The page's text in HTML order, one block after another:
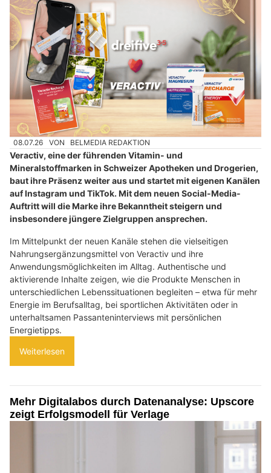
08.07.26 VON BELMEDIA REDAKTION
Veractiv, eine der führenden Vitamin- und
Mineralstoffmarken in Schweizer Apotheken und Drogerien,
baut ihre Präsenz weiter aus und startet mit eigenen Kanälen
auf Instagram und TikTok. Mit dem neuen Social-Media-
Auftritt will die Marke ihre Bekanntheit steigern und
insbesondere jüngere Zielgruppen ansprechen.
Im Mittelpunkt der neuen Kanäle stehen die vielseitigen
Nahrungsergänzungsmittel von Veractiv und ihre
Anwendungsmöglichkeiten im Alltag. Authentische und
aktivierende Inhalte zeigen, wie die Produkte Menschen in
unterschiedlichen Lebenssituationen begleiten – etwa für mehr
Energie im Berufsalltag, bei sportlichen Aktivitäten oder in
unterhaltsamen Passanteninterviews mit persönlichen
Energietipps.
Weiterlesen
Mehr Digitalabos durch Datenanalyse: Upscore
zeigt Erfolgsmodell für Verlage